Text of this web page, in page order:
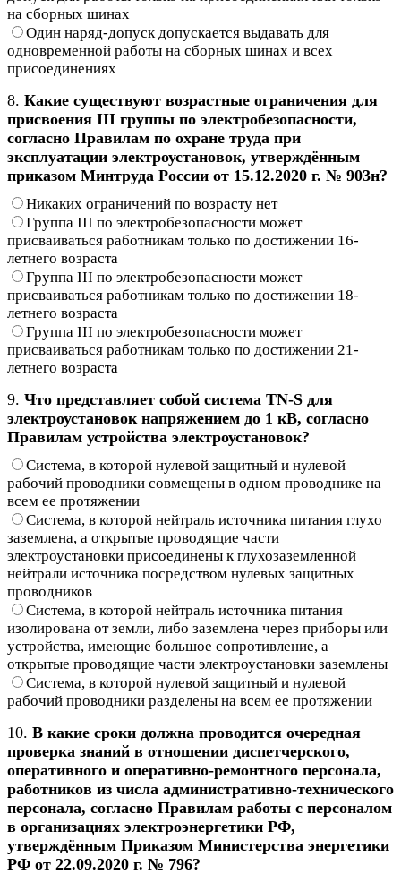
на сборных шинах
Один наряд-допуск допускается выдавать для
одновременной работы на сборных шинах и всех
присоединениях
8. Какие существуют возрастные ограничения для
присвоения III группы по электробезопасности,
согласно Правилам по охране труда при
эксплуатации электроустановок, утверждённым
приказом Минтруда России от 15.12.2020 г. № 903н?
Никаких ограничений по возрасту нет
Группа III по электробезопасности может
присваиваться работникам только по достижении 16-
летнего возраста
Группа III по электробезопасности может
присваиваться работникам только по достижении 18-
летнего возраста
Группа III по электробезопасности может
присваиваться работникам только по достижении 21-
летнего возраста
9. Что представляет собой система TN-S для
электроустановок напряжением до 1 кВ, согласно
Правилам устройства электроустановок?
Система, в которой нулевой защитный и нулевой
рабочий проводники совмещены в одном проводнике на
всем ее протяжении
Система, в которой нейтраль источника питания глухо
заземлена, а открытые проводящие части
электроустановки присоединены к глухозаземленной
нейтрали источника посредством нулевых защитных
проводников
Система, в которой нейтраль источника питания
изолирована от земли, либо заземлена через приборы или
устройства, имеющие большое сопротивление, а
открытые проводящие части электроустановки заземлены
Система, в которой нулевой защитный и нулевой
рабочий проводники разделены на всем ее протяжении
10. В какие сроки должна проводится очередная
проверка знаний в отношении диспетчерского,
оперативного и оперативно-ремонтного персонала,
работников из числа административно-технического
персонала, согласно Правилам работы с персоналом
в организациях электроэнергетики РФ,
утверждённым Приказом Министерства энергетики
РФ от 22.09.2020 г. № 796?